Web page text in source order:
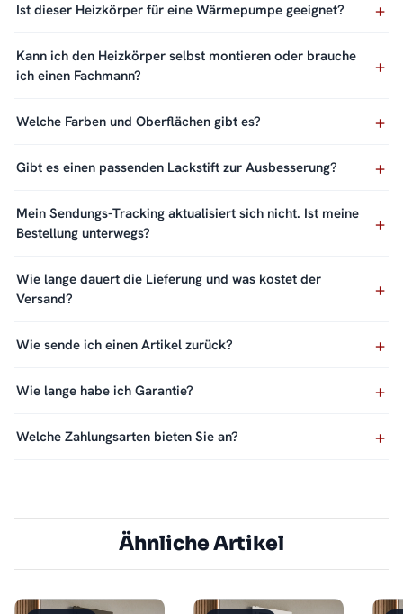
Ist dieser Heizkörper für eine Wärmepumpe geeignet?
Kann ich den Heizkörper selbst montieren oder brauche
ich einen Fachmann?
Welche Farben und Oberflächen gibt es?
Gibt es einen passenden Lackstift zur Ausbesserung?
Mein Sendungs-Tracking aktualisiert sich nicht. Ist meine
Bestellung unterwegs?
Wie lange dauert die Lieferung und was kostet der
Versand?
Wie sende ich einen Artikel zurück?
Wie lange habe ich Garantie?
Welche Zahlungsarten bieten Sie an?
Ähnliche Artikel